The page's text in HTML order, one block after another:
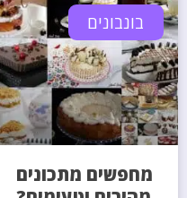
בונבונים
מחפשים מתכונים